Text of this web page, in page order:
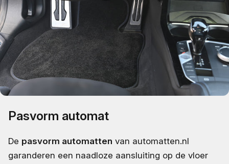
Pasvorm automat
De pasvorm automatten van automatten.nl
garanderen een naadloze aansluiting op de vloer